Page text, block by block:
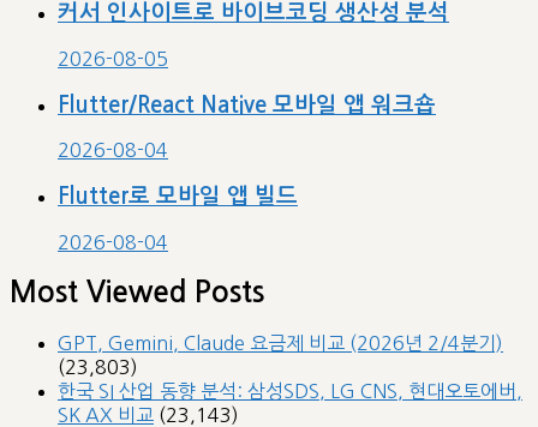
커서 인사이트로 바이브코딩 생산성 분석
2026-08-05
Flutter/React Native 모바일 앱 워크숍
2026-08-04
Flutter로 모바일 앱 빌드
2026-08-04
Most Viewed Posts
GPT, Gemini, Claude 요금제 비교 (2026년 2/4분기)
(23,803)
한국 SI 산업 동향 분석: 삼성SDS, LG CNS, 현대오토에버,
SK AX 비교 (23,143)